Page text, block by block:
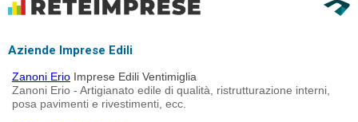
Aziende Imprese Edili
Zanoni Erio Imprese Edili Ventimiglia
Zanoni Erio - Artigianato edile di qualità, ristrutturazione interni,
posa pavimenti e rivestimenti, ecc.